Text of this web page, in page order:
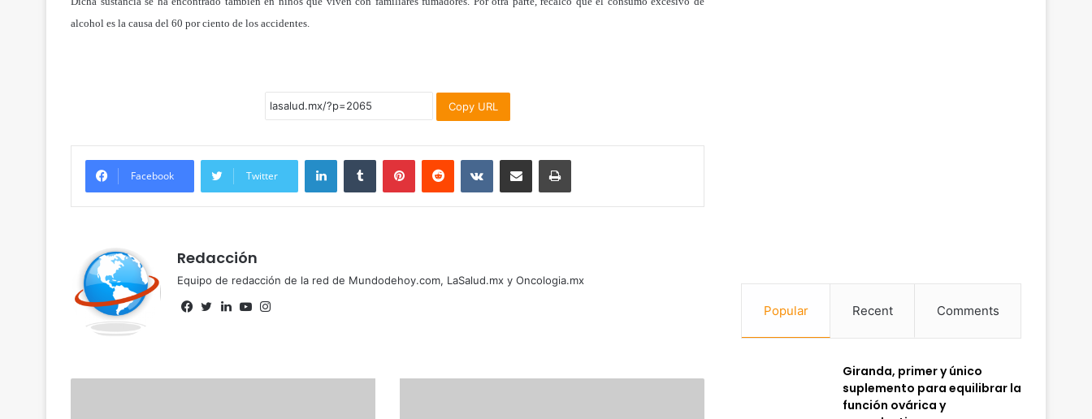
alcohol es la causa del 60 por ciento de los accidentes.
Copy URL
Facebook Twitter
LinkedInTumblr PinterestReddit VKontakteShare via Email Print
Redacción
Equipo de redacción de la red de Mundodehoy.com, LaSalud.mx y Oncologia.mx
Facebook
TwitterLinkedInYouTube Popular Recent Comments
Giranda, primer y único
suplemento para equilibrar la
función ovárica y